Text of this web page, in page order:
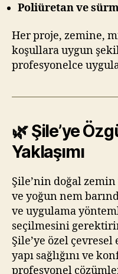
Poliüretan ve
Her proje, zemine,
koşullara uygun
profesyonelce
🌿 Şile’ye
Yaklaşımı
Şile’nin doğal zemin
ve yoğun nem
ve uygulama
seçilmesini
Şile’ye özel
yapı sağlığını ve
profesyonel